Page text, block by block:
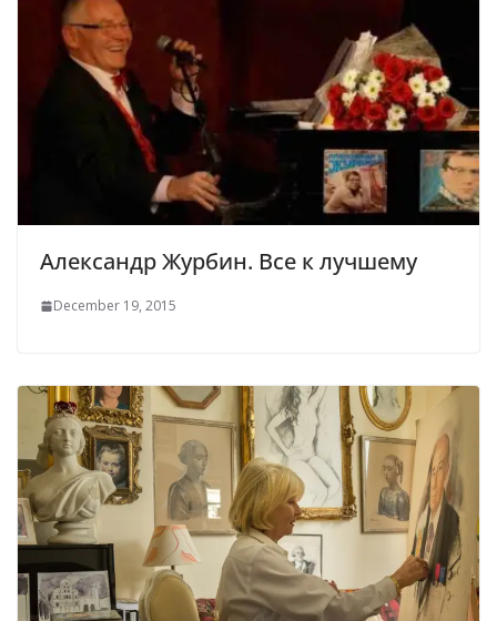
Александр Журбин. Все к лучшему
December 19, 2015